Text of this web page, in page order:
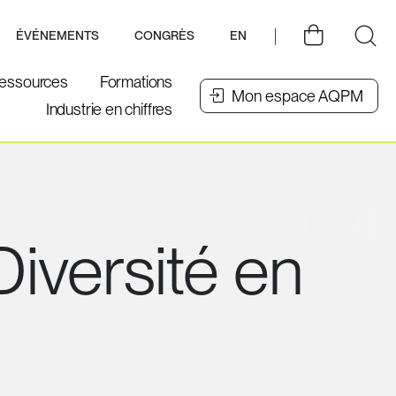
ÉVÉNEMENTS CONGRÈS EN
Formations
Industrie en chiffres
Mon espace AQPM
en